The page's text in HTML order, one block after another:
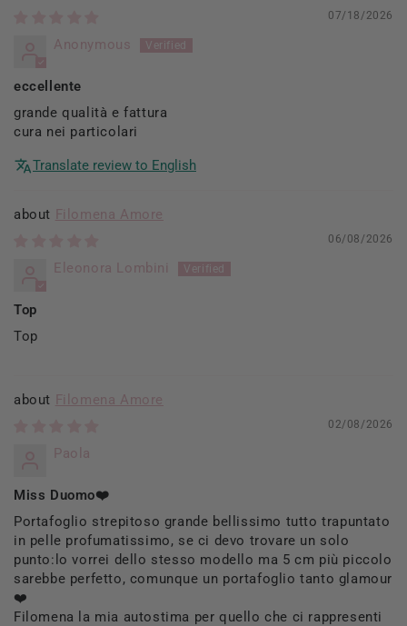
07/18/2026
Anonymous
eccellente
grande qualità e fattura
cura nei particolari
Translate review to English
Filomena Amore
06/08/2026
Eleonora Lombini
Top
Top
Filomena Amore
02/08/2026
Paola
Miss Duomo❤️
Portafoglio strepitoso grande bellissimo tutto trapuntato
in pelle profumatissimo, se ci devo trovare un solo
punto:lo vorrei dello stesso modello ma 5 cm più piccolo
sarebbe perfetto, comunque un portafoglio tanto glamour
❤️
Filomena la mia autostima per quello che ci rappresenti